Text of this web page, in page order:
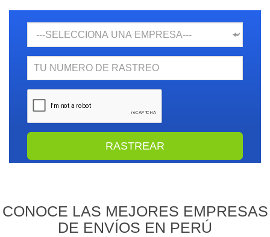
N.
CONOCE LAS MEJORES EMPRESAS
DE ENVÍOS EN PERÚ